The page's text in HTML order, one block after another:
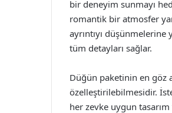
bir deneyim sunmayı
romantik bir atmosfer
ayrıntıyı
tüm detayları sağlar.
Düğün paketinin en göz
özelleştirilebilmesidir.
her zevke uygun